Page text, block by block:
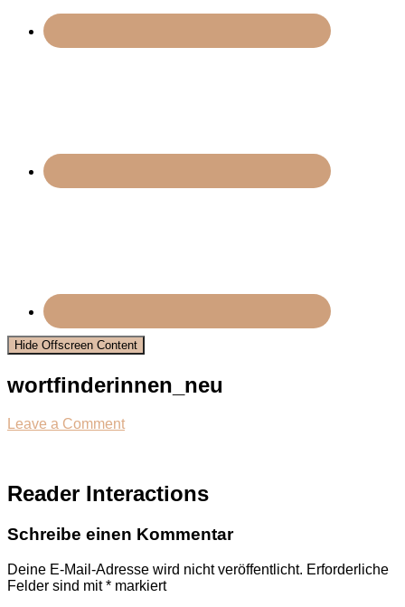
Hide Offscreen Content
wortfinderinnen_neu
Leave a Comment
Reader Interactions
Schreibe einen Kommentar
Deine E-Mail-Adresse wird nicht veröffentlicht. Erforderliche
Felder sind mit* markiert